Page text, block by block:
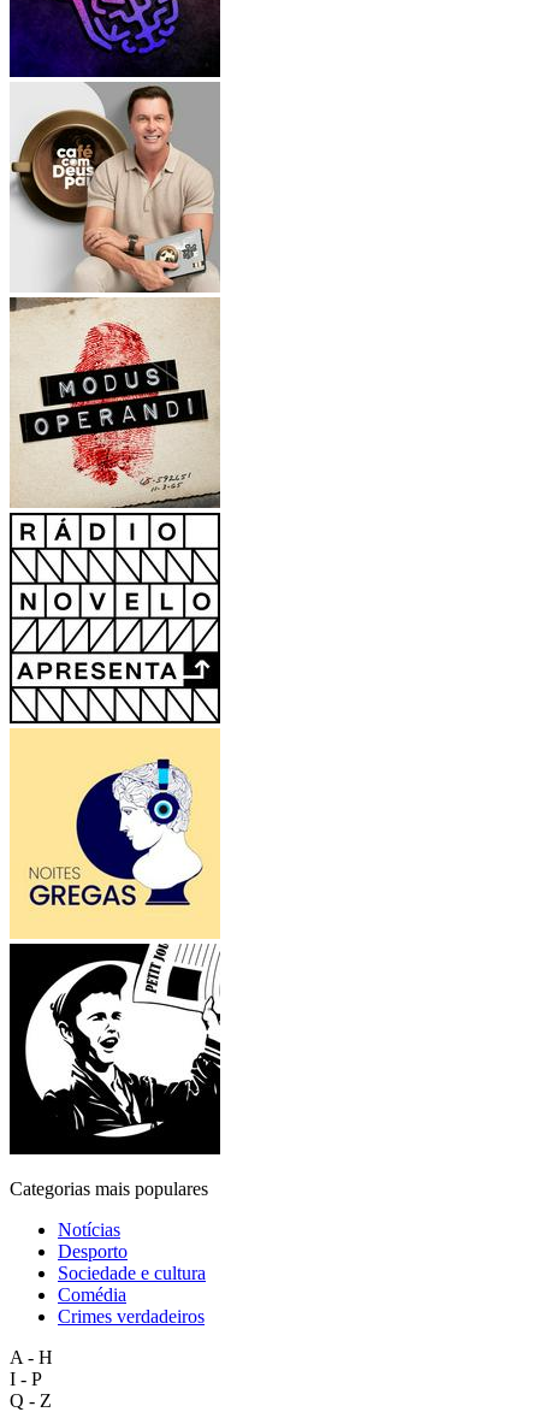
Categorias mais populares
Notícias
Desporto
Sociedade e cultura
Comédia
Crimes verdadeiros
A - H
I - P
Q - Z